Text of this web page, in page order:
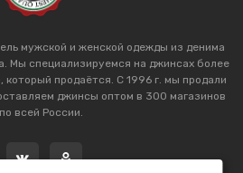
мужской и женской одежды из денима
Мы специализируемся на джинсах более
который продаётся. С 1996 г. мы продали
джинсы оптом в 300 магазинов
по всей России.